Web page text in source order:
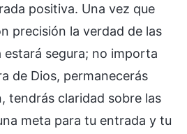
positiva. Una vez que
precisión la verdad de las
segura; no importa
de Dios, permanecerás
tendrás claridad sobre las
meta para tu entrada y tu